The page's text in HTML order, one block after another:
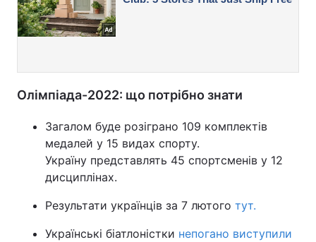
Олімпіада-2022: що потрібно знати
Загалом буде розіграно 109 комплектів
медалей у 15 видах спорту.
Україну представлять 45 спортсменів у 12
дисциплінах.
Результати українців за 7 лютого тут.
Українські біатлоністки непогано виступили